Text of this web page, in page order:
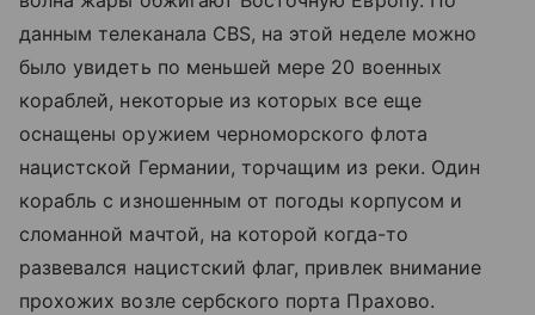
данным телеканала CBS, на этой неделе можно
было увидеть по меньшей мере 20 военных
кораблей, некоторые из которых все еще
оснащены оружием черноморского флота
нацистской Германии, торчащим из реки. Один
корабль с изношенным от погоды корпусом и
сломанной мачтой, на которой когда-то
развевался нацистский флаг, привлек внимание
прохожих возле сербского порта Прахово.